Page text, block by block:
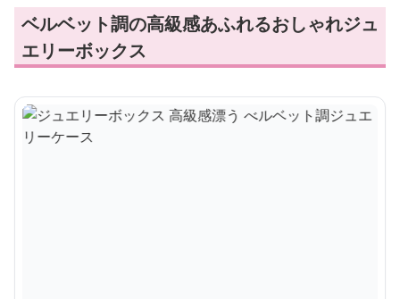
ベルベット調の高級感あふれるおしゃれジュ
エリーボックス